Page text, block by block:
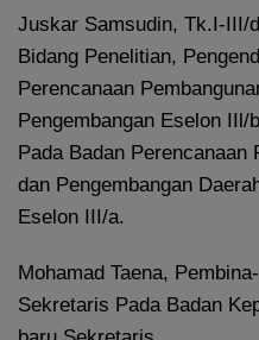
Juskar Samsudin, Tk.I-III/
Bidang Penelitian,
Perencanaan
Pengembangan Eselon
Pada Badan Perencanaan
dan Pengembangan
Eselon III/a.
Mohamad Taena,
Sekretaris Pada Badan